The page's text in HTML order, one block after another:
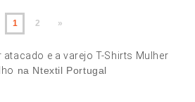
1 2 »
atacado e a varejo T-Shirts Mulher
na Ntextil Portugal